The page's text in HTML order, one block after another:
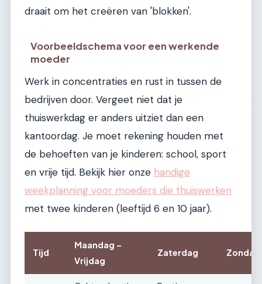
draait om het creëren van 'blokken'.
Voorbeeldschema voor een werkende
moeder
Werk in concentraties en rust in tussen de
bedrijven door. Vergeet niet dat je
thuiswerkdag er anders uitziet dan een
kantoordag. Je moet rekening houden met
de behoeften van je kinderen: school, sport
en vrije tijd. Bekijk hier onze handige
weekplanning voor moeders die thuiswerken
met twee kinderen (leeftijd 6 en 10 jaar).
Tijd
Maandag –
Vrijdag
Zaterdag Zondag